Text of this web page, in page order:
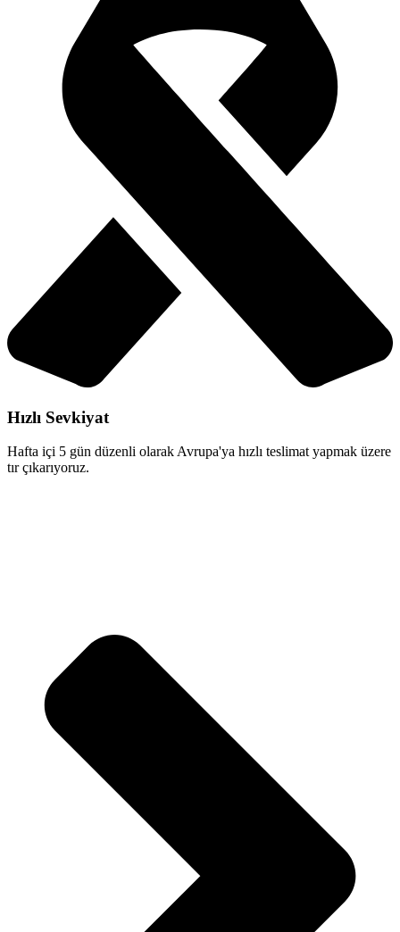
Hızlı Sevkiyat
Hafta içi 5 gün düzenli olarak Avrupa'ya hızlı teslimat yapmak üzere
tır çıkarıyoruz.